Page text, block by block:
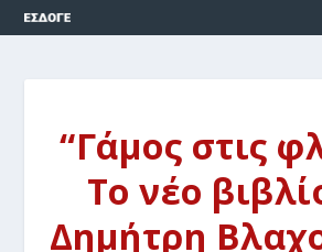
“Γάμος στις
Το νέο
Δημήτρη